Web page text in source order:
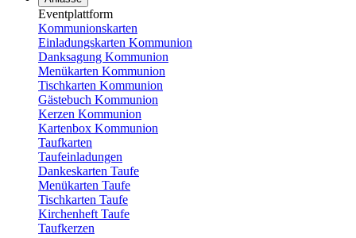
Eventplattform
Kommunionskarten
Einladungskarten Kommunion
Danksagung Kommunion
Menükarten Kommunion
Tischkarten Kommunion
Gästebuch Kommunion
Kerzen Kommunion
Kartenbox Kommunion
Taufkarten
Taufeinladungen
Dankeskarten Taufe
Menükarten Taufe
Tischkarten Taufe
Kirchenheft Taufe
Taufkerzen